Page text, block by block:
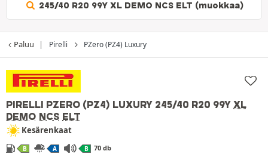
245/40 R20 99Y XL DEMO NCS ELT (muokkaa)
Paluu Pirelli PZero (PZ4) Luxury
PIRELLI PZERO (PZ4) LUXURY 245/40 R20 99Y XL
DEMO NCS ELT
Kesärenkaat
B A B 70 db